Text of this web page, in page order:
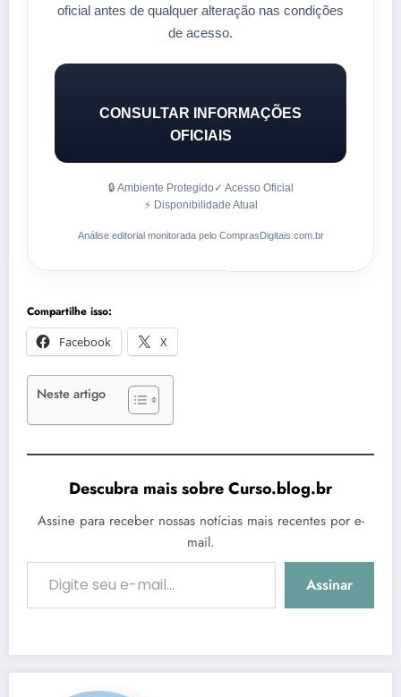
oficial antes de qualquer alteração nas condições
de acesso.
CONSULTAR INFORMAÇÕES
OFICIAIS
🔒 Ambiente Protegido ✓ Acesso Oficial
⚡ Disponibilidade Atual
Análise editorial monitorada pelo ComprasDigitais.com.br
Compartilhe isso:
Facebook
X
Neste artigo
Descubra mais sobre Curso.blog.br
Assine para receber nossas notícias mais recentes por e-
mail.
Digite seu e-mail…
Assinar